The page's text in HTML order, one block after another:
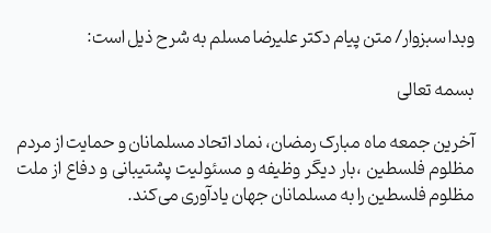
وبدا سبزوار/ متن پیام دکتر علیرضا مسلم به شرح ذیل است:
بسمه تعالی
آخرین جمعه ماه مبارک رمضان، نماد اتحاد مسلمانان و حمایت از مردم
مظلوم فلسطین ،بار دیگر وظیفه و مسئولیت پشتیبانی و دفاع از ملت
مظلوم فلسطین را به مسلمانان جهان یادآوری می‌کند.